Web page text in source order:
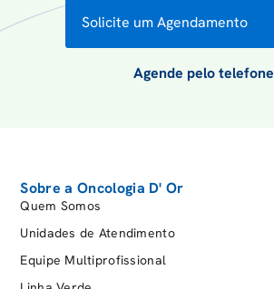
Solicite um Agendamento
Agende pelo telefone
Sobre a Oncologia D' Or
Quem Somos
Unidades de Atendimento
Equipe Multiprofissional